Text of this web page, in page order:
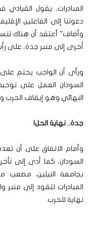
المبادرات، يقول
دعوتنا إلى الفاعلين
وأضاف” أعتقد أن هناك
أخرى إلى منبر جدة، على
ورأى أن الواجب يحتم على
السودان العمل على
النهائي وهو إيقاف الحرب
جدة.. نهاية الحل!
وأمام الاتفاق على أن
السودان، كما أدى إلى
بجامعة النيلين،
المبادرات لتقود إلى
نهاية للحرب.